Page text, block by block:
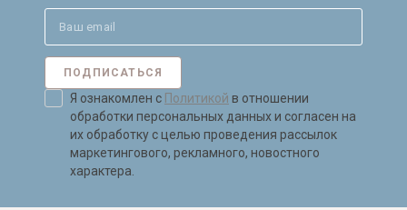
ПОДПИСАТЬСЯ
Я ознакомлен с Политикой в отношении
обработки персональных данных и согласен на
их обработку с целью проведения рассылок
маркетингового, рекламного, новостного
характера.